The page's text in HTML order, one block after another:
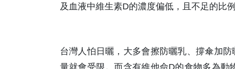
及血液中維生素D的濃度偏低，且不足的比例
台灣人怕日曬，大多會擦防曬乳、撐傘加
量就會受限。而含有維他命D的食物多為